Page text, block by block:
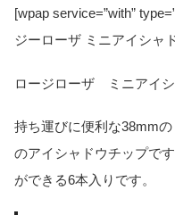
[wpap service=”with”
ジーローザ ミニアイシャ
ロージローザ ミニアイ
持ち運びに便利な38mm
のアイシャドウチップで
ができる6本入りです。